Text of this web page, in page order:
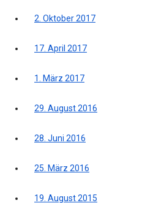
2. Oktober 2017
17. April 2017
1. März 2017
29. August 2016
28. Juni 2016
25. März 2016
19. August 2015